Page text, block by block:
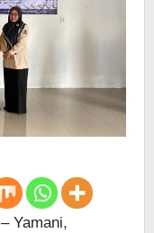
– Yamani,